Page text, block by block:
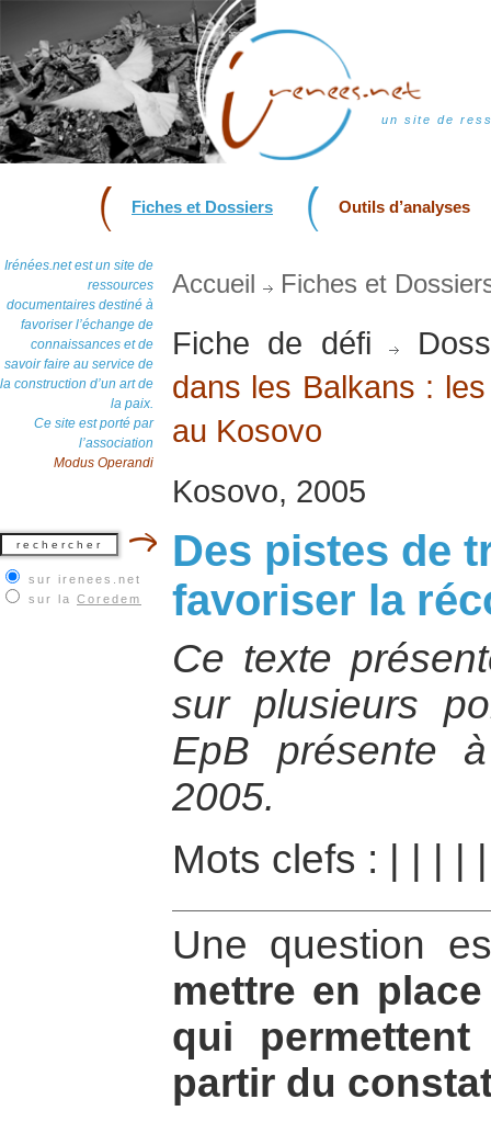
un site de
Fiches et Dossiers Outils d’analyses
Irénées.net est un site de
ressources
documentaires destiné à
favoriser l’échange de
connaissances et de
savoir faire au service de
la construction d’un art de
la paix.
Ce site est porté par
l’association
Modus Operandi
sur irenees.net
sur la Coredem
Accueil Fiches et
Fiche de défi
dans les Balkans :
au Kosovo
Kosovo, 2005
Des pistes de
favoriser la
Ce texte
sur plusieurs
EpB présente
2005.
Mots clefs :
Une question
mettre en
qui
partir du